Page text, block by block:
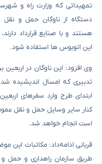
تمهیداتی که وزارت راه و
دستگاه از ناوگان حمل و
هستند و با صنایع قرارداد
این اتوبوس ها استفاده شود.
وی افزود: این ناوگان در
تدبیری که امسال اندیشیده
ابتدای طرح وارد سفرهای
است انجام خواهد شد.
قربانی ادامه‌داد: مکاتبات این
طریق سازمان راهداری و حمل